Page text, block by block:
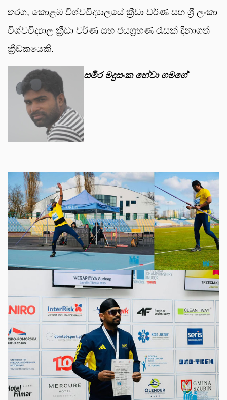
තරග, කොළඹ විශ්වවිද්‍යාලයේ ක්‍රීඩා වර්ණ සහ ශ්‍රී ලංකා
විශ්වවිද්‍යාල ක්‍රීඩා වර්ණ සහ ජයග්‍රහණ රැසක් දිනාගත්
ක්‍රීඩකයෙකි.
සමීර මදුසංක හේවා ගමගේ